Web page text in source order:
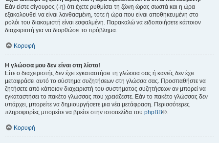
Εάν είστε σίγουρος (-η) ότι έχετε ρυθμίσει τη ζώνη ώρας σωστά και η ώρα
εξακολουθεί να είναι λανθασμένη, τότε ή ώρα που είναι αποθηκευμένη στο
ρολόι του διακομιστή είναι εσφαλμένη. Παρακαλώ να ειδοποιήσετε κάποιον
διαχειριστή για να διορθώσει το πρόβλημα.
Κορυφή
Η γλώσσα μου δεν είναι στη λίστα!
Είτε ο διαχειριστής δεν έχει εγκαταστήσει τη γλώσσα σας ή κανείς δεν έχει
μεταφράσει αυτό το σύστημα συζητήσεων στη γλώσσα σας. Προσπαθήστε να
ζητήσετε από κάποιον διαχειριστή του συστήματος συζητήσεων αν μπορεί να
εγκαταστήσει το πακέτο γλώσσας που χρειάζεστε. Εάν το πακέτο γλώσσας δεν
υπάρχει, μπορείτε να δημιουργήσετε μια νέα μετάφραση. Περισσότερες
πληροφορίες μπορείτε να βρείτε στην ιστοσελίδα του phpBB®.
Κορυφή